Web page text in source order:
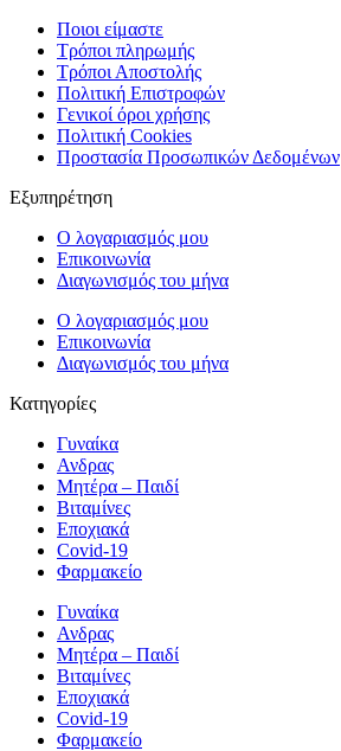
Ποιοι είμαστε
Τρόποι πληρωμής
Τρόποι Αποστολής
Πολιτική Επιστροφών
Γενικοί όροι χρήσης
Πολιτική Cookies
Προστασία Προσωπικών Δεδομένων
Εξυπηρέτηση
Ο λογαριασμός μου
Επικοινωνία
Διαγωνισμός του μήνα
Ο λογαριασμός μου
Επικοινωνία
Διαγωνισμός του μήνα
Κατηγορίες
Γυναίκα
Ανδρας
Μητέρα – Παιδί
Βιταμίνες
Εποχιακά
Covid-19
Φαρμακείο
Γυναίκα
Ανδρας
Μητέρα – Παιδί
Βιταμίνες
Εποχιακά
Covid-19
Φαρμακείο